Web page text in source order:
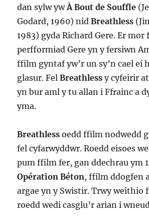
dan sylw ywÀ Bout de Souffle
Godard, 1960) nidBreathless
1983) gyda Richard Gere. Er mor
perfformiad Gere yn y fersiwn
ffilm gyntaf yw’r un sy’n cael ei
glasur. FelBreathless y cyfeirir
yn bur aml y tu allan i Ffrainc a
yma.
Breathless oedd ffilm nodwedd
fel cyfarwyddwr. Roedd eisoes
pum ffilm fer, gan ddechrau ym
Opération Béton, ffilm ddogfen
argae yn y Swistir. Trwy weithio
roedd wedi casglu’r arian i